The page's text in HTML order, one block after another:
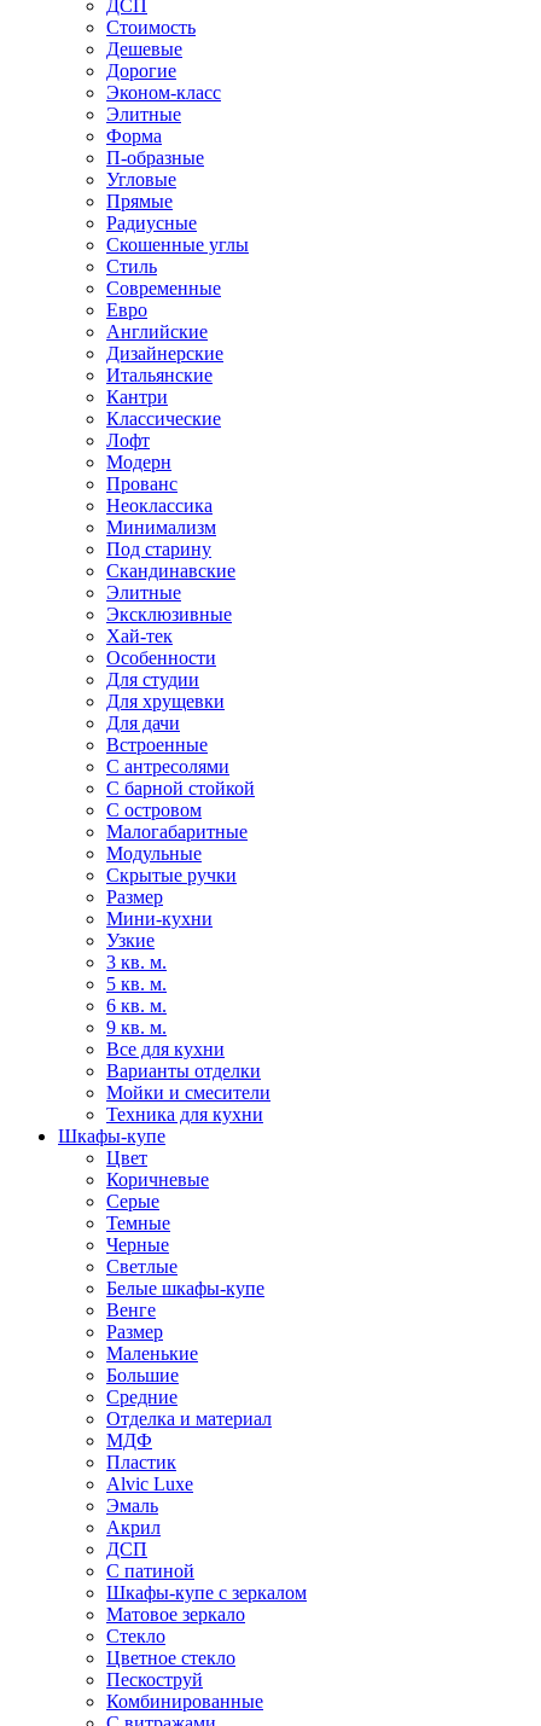
ДСП
Стоимость
Дешевые
Дорогие
Эконом-класс
Элитные
Форма
П-образные
Угловые
Прямые
Радиусные
Скошенные углы
Стиль
Современные
Евро
Английские
Дизайнерские
Итальянские
Кантри
Классические
Лофт
Модерн
Прованс
Неоклассика
Минимализм
Под старину
Скандинавские
Элитные
Эксклюзивные
Хай-тек
Особенности
Для студии
Для хрущевки
Для дачи
Встроенные
С антресолями
С барной стойкой
С островом
Малогабаритные
Модульные
Скрытые ручки
Размер
Мини-кухни
Узкие
3 кв. м.
5 кв. м.
6 кв. м.
9 кв. м.
Все для кухни
Варианты отделки
Мойки и смесители
Техника для кухни
Шкафы-купе
Цвет
Коричневые
Серые
Темные
Черные
Светлые
Белые шкафы-купе
Венге
Размер
Маленькие
Большие
Средние
Отделка и материал
МДФ
Пластик
Alvic Luxe
Эмаль
Акрил
ДСП
С патиной
Шкафы-купе с зеркалом
Матовое зеркало
Стекло
Цветное стекло
Пескоструй
Комбинированные